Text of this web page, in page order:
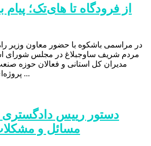
از فرودگاه تا های‌تک؛ پیام
در مراسمی باشکوه با حضور معاون وزیر
مردم شریف ساوجبلاغ در مجلس شورای
مدیران کل استانی و فعالان حوزه
پروژه‌ای مهم در منطقه ویژه ...
دستور رییس دادگستری
مسائل و